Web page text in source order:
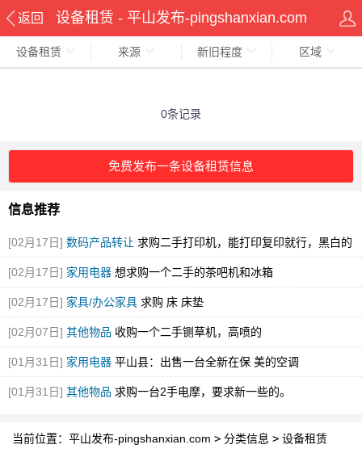
返回 设备租赁 - 平山发布-pingshanxian.com
设备租赁 来源 新旧程度 区域
0条记录
免费发布一条设备租赁信息
信息推荐
[02月17日] 数码产品转让 求购二手打印机，能打印复印就行，黑白的
就可
[02月17日] 家用电器 想求购一个二手的茶吧机和冰箱
[02月17日] 家具/办公家具 求购 床 床垫
[02月07日] 其他物品 收购一个二手铡草机，高喷的
[01月31日] 家用电器 平山县：出售一台全新在保 美的空调
[01月31日] 其他物品 求购一台2手电摩，要求新一些的。
当前位置： 平山发布-pingshanxian.com > 分类信息 > 设备租赁